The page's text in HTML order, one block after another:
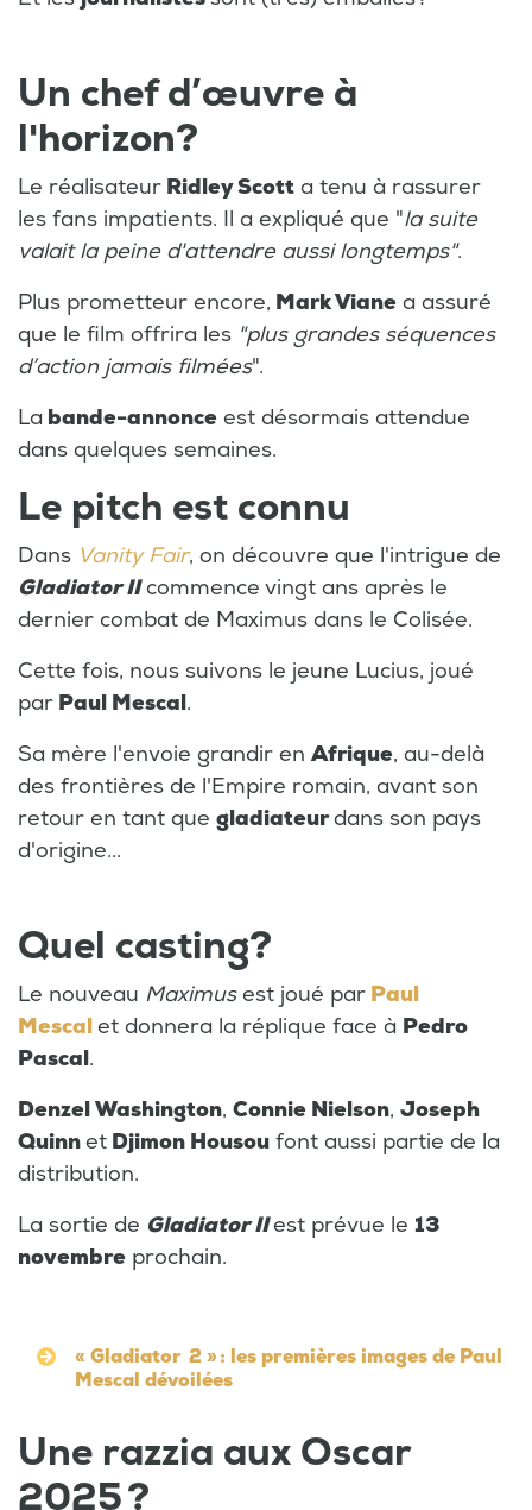
Un chef d’œuvre à
l'horizon?
Le réalisateur Ridley Scott a tenu à rassurer
les fans impatients. Il a expliqué que "la suite
valait la peine d'attendre aussi longtemps".
Plus prometteur encore, Mark Viane a assuré
que le film offrira les "plus grandes séquences
d’action jamais filmées".
La bande-annonce est désormais attendue
dans quelques semaines.
Le pitch est connu
Dans Vanity Fair, on découvre que l'intrigue de
Gladiator IIcommence vingt ans après le
dernier combat de Maximus dans le Colisée.
Cette fois, nous suivons le jeune Lucius, joué
par Paul Mescal.
Sa mère l'envoie grandir en Afrique, au-delà
des frontières de l'Empire romain, avant son
retour en tant que gladiateurdans son pays
d'origine...
Quel casting?
Le nouveau Maximusest joué par Paul
Mescalet donnera la réplique face à Pedro
Pascal.
Denzel Washington, Connie Nielson, Joseph
Quinnet Djimon Housou font aussi partie de la
distribution.
La sortie de Gladiator IIest prévue le 13
novembre prochain.
« Gladiator 2 » : les premières images de Paul
Mescal dévoilées
Une razzia aux Oscar
2025 ?